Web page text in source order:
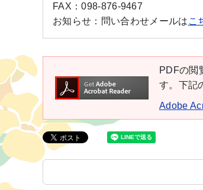
FAX：098-876-9467
お知らせ： 問い合わせメールは こ
PDFの閲
す。下記
Adobe